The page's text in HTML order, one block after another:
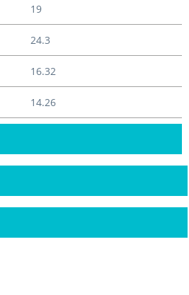
19
24.3
16.32
14.26